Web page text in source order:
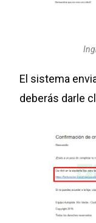
El sistema
deberás darle